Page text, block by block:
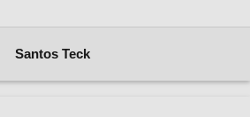
Santos Teck